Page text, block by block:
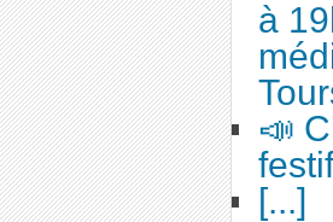
à
📣
[...]